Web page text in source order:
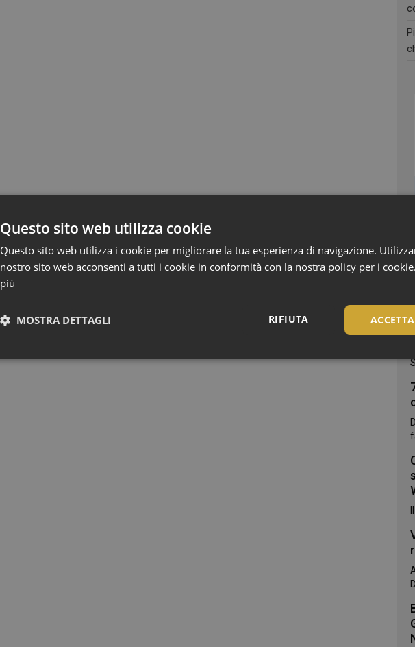
Questo sito web utilizza cookie
Questo sito web utilizza i cookie per migliorare la tua esperienza di navigazione.
nostro sito web acconsenti a tutti i cookie in conformità con la nostra policy per i cookie.
più
RIFIUTA
MOSTRA DETTAGLI
Necessari
I cookie necessari contribuiscono a rendere fruibile il sito web abilitandone funzionalità di base quali la
Cookie generato da applicazioni basate sul
PHP. Si tratta di un identificatore generico
mantenere le variabili di sessione utente.
viene utilizzato può essere specifico per il
buon esempio è mantenere uno stato di
Questo nome di cookie è associato a
Analytics, che è un aggiornamento
servizio di analisi più comunemente
Google. Questo cookie viene utilizzato per